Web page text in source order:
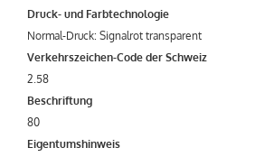
Druck- und Farbtechnologie
Normal-Druck: Signalrot transparent
Verkehrszeichen-Code der Schweiz
2.58
Beschriftung
80
Eigentumshinweis